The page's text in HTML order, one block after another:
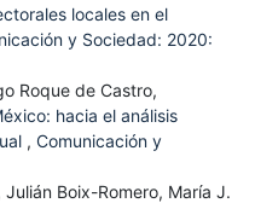
locales en el
y Sociedad: 2020:
Roque de Castro,
hacia el análisis
, Comunicación y
Boix-Romero, María J.